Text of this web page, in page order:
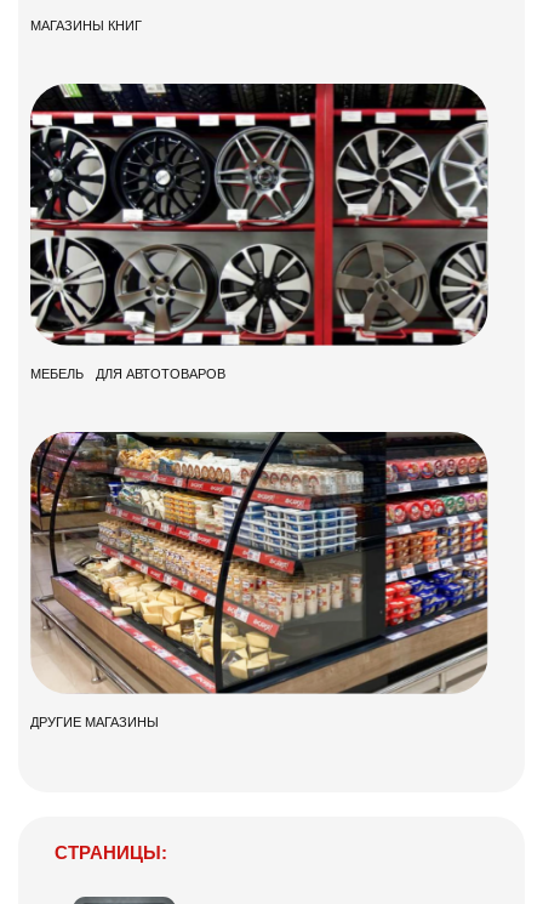
МАГАЗИНЫ КНИГ
МЕБЕЛЬ ДЛЯ АВТОТОВАРОВ
ДРУГИЕ МАГАЗИНЫ
СТРАНИЦЫ: